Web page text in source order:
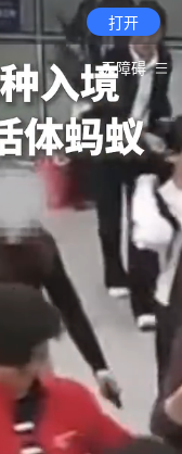
打开
无障碍